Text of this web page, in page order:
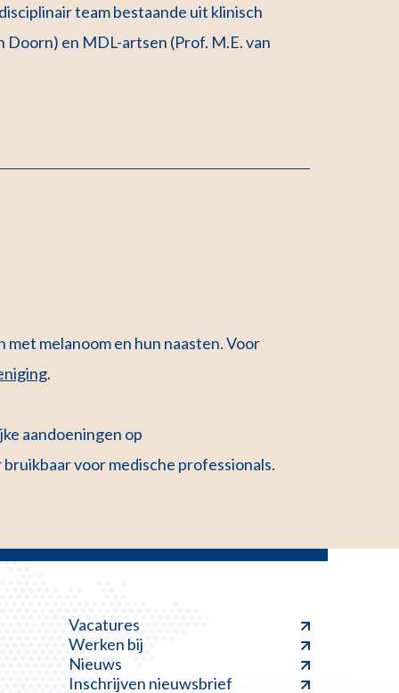
team bestaande uit klinisch
Doorn) en MDL-artsen (Prof. M.E. van
melanoom en hun naasten. Voor
.
aandoeningen op
bruikbaar voor medische professionals.
Vacatures
Werken bij
Nieuws
Inschrijven nieuwsbrief